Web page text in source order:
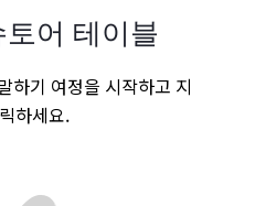
어 테이블
하기 여정을 시작하고 지
하세요.